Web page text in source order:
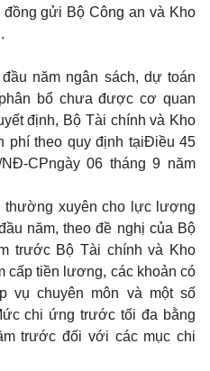
gửi Bộ Công an và Kho
năm ngân sách, dự toán
bổ chưa được cơ quan
định, Bộ Tài chính và Kho
phí theo quy định tạiĐiều 45
CPngày 06 tháng 9 năm
thường xuyên cho lực lượng
năm, theo đề nghị của Bộ
trước Bộ Tài chính và Kho
cấp tiền lương, các khoản có
vụ chuyên môn và một số
chi ứng trước tối đa bằng
trước đối với các mục chi